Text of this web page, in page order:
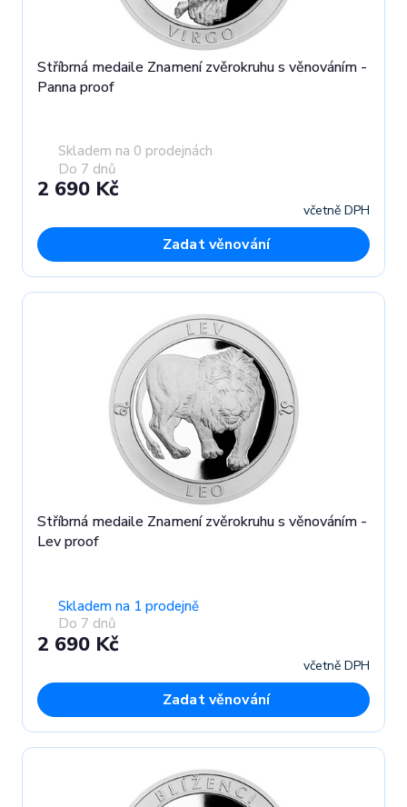
Stříbrná medaile Znamení zvěrokruhu s věnováním -
Panna proof
Skladem na 0 prodejnách
Do 7 dnů
2 690 Kč
včetně DPH
Zadat věnování
Stříbrná medaile Znamení zvěrokruhu s věnováním -
Lev proof
Skladem na 1 prodejně
Do 7 dnů
2 690 Kč
včetně DPH
Zadat věnování